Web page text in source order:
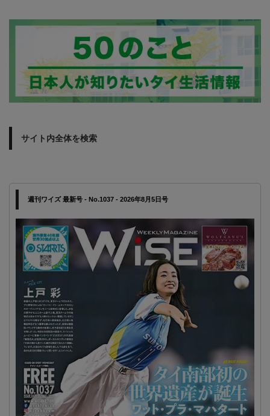
サイト内全体を検索
週刊ワイズ 最新号 - No.1037 - 2026年8月5日号